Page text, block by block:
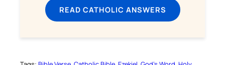
READ CATHOLIC ANSWERS